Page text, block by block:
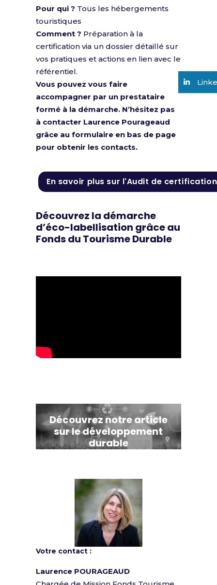
Pour qui ? Tous les hébergements
touristiques
Comment ? Préparation à la
certification via un dossier détaillé sur
vos pratiques et actions en lien avec le
référentiel.
Vous pouvez vous faire
accompagner par un prestataire
formé à la démarche. N’hésitez pas
à contacter Laurence Pourageaud
grâce au formulaire en bas de page
pour obtenir les contacts.
En savoir plus sur l'Audit de certification
Découvrez la démarche
d’éco-labellisation grâce au
Fonds du Tourisme Durable
Découvrez notre article
sur le développement
durable
Votre contact :
Laurence POURAGEAUD